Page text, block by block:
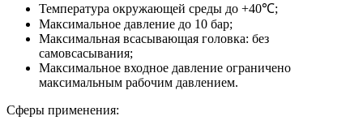
Температура окружающей среды до +40℃;
Максимальное давление до 10 бар;
Максимальная всасывающая головка: без
самовсасывания;
Максимальное входное давление ограничено
максимальным рабочим давлением.
Сферы применения: